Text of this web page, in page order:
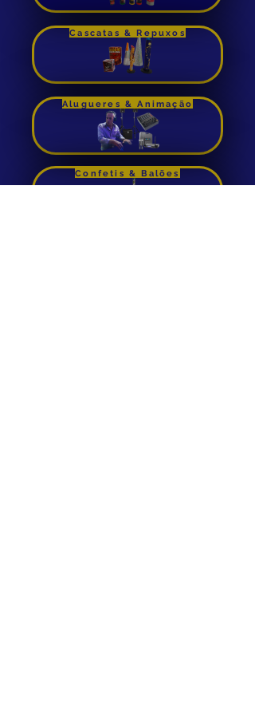
Comprar
Cascatas & Repuxos
Alugueres & Animação
Confetis & Balões